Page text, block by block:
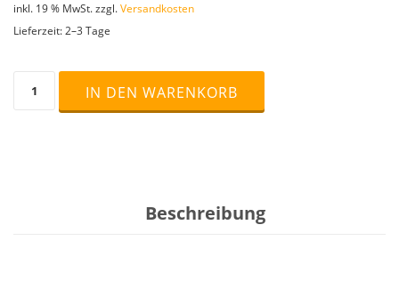
inkl. 19 % MwSt. zzgl. Versandkosten
Lieferzeit:2–3 Tage
Ra®
PFLEGE-
IN DEN WARENKORB
Beschreibung